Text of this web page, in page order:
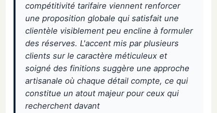
compétitivité tarifaire viennent renforcer
une proposition globale qui satisfait une
clientèle visiblement peu encline à formuler
des réserves. L'accent mis par plusieurs
clients sur le caractère méticuleux et
soigné des finitions suggère une approche
artisanale où chaque détail compte, ce qui
constitue un atout majeur pour ceux qui
recherchent davant